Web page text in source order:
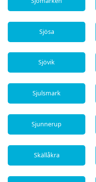
Sjösa
Sjövik
Sjulsmark
Sjunnerup
Skällåkra